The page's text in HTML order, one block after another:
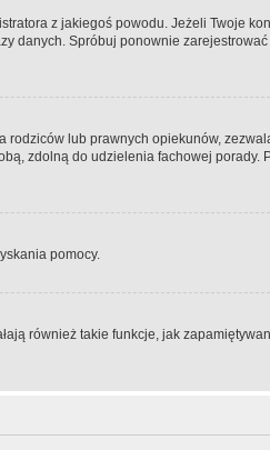
z jakiegoś powodu. Jeżeli Twoje
danych. Spróbuj ponownie zarejestrować
rodziców lub prawnych opiekunów,
zdolną do udzielenia fachowej porady.
pomocy.
również takie funkcje, jak